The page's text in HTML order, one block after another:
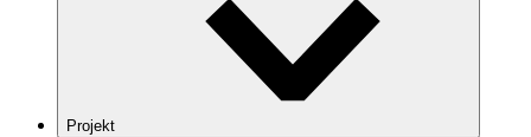
Projekt